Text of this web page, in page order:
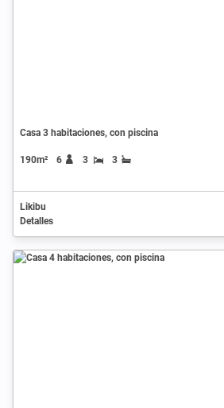
Casa 3 habitaciones, con piscina
190m² 6 3 3
Likibu
Detalles